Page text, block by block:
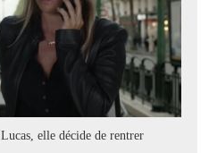
elle décide de rentrer